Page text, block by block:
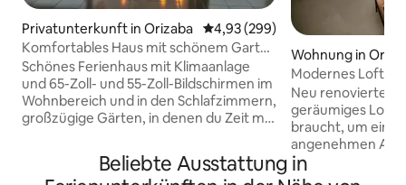
Privatunterkunft in Orizaba Durchschnittliche Bewertung:
4,93 (299)
Komfortables Haus mit schönem Garten
Haustierfreundlich
Schönes Ferienhaus mit Klimaanlage
und 65-Zoll- und 55-Zoll-Bildschirmen im
Wohnbereich und in den Schlafzimmern,
großzügige Gärten, in denen du Zeit mit
einfach in völliger Ruhe und unter
Einhaltung der angemessenen sozialen
Wohnung in
Modernes Loft in
Neu renoviertes,
geräumiges Loft.
braucht, um
angenehmen
gemütlichen und
Umgebung zu
Beliebte Ausstattung in